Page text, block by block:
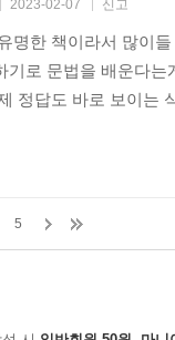
문법 지식은 아니지
2023-02-07 신고
명한 책이라서 많이
기로 문법을 배운다
정답도 바로 보이는
5